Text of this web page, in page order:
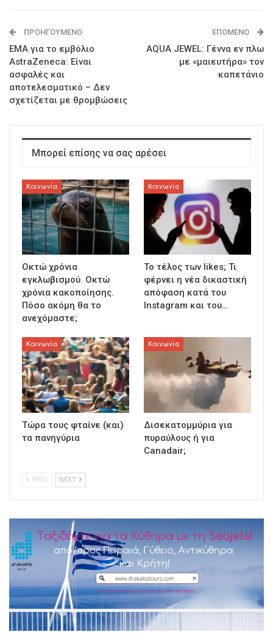
ΠΡΟΗΓΟΎΜΕΝΟ
ΕΜΑ για το εμβόλιο
AstraZeneca: Είναι
ασφαλές και
αποτελεσματικό – Δεν
σχετίζεται με θρομβώσεις
ΕΠΌΜΕΝΟ
ΑQUA JEWEL: Γέννα εν πλω
με «μαιευτήρα» τον
καπετάνιο
Μπορεί επίσης να σας αρέσει
Κοινωνία
Οκτώ χρόνια
εγκλωβισμού. Οκτώ
χρόνια κακοποίησης.
Πόσο ακόμη θα το
ανεχόμαστε;
Κοινωνία
To τέλος των likes; Τι
φέρνει η νέα δικαστική
απόφαση κατά του
Instagram και του…
Κοινωνία
Τώρα τους φταίνε (και)
τα πανηγύρια
Κοινωνία
Δισεκατομμύρια για
πυραύλους ή για
Canadair;
PREV NEXT